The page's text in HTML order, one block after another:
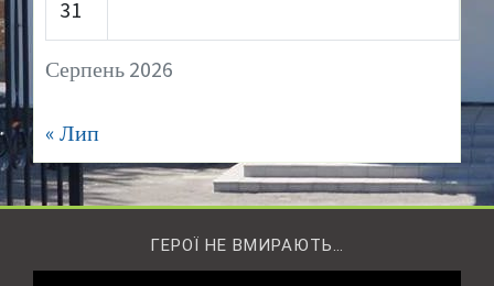
Серпень 2026
31
« Лип
ГЕРОЇ НЕ ВМИРАЮТЬ…